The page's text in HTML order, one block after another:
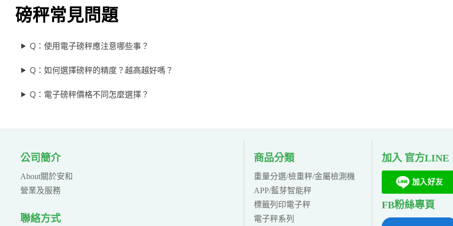
磅秤常見問題
Q：使用電子磅秤應注意哪些事？
Q：如何選擇磅秤的精度？越高越好嗎？
Q：電子磅秤價格不同怎麼選擇？
公司簡介
About關於安和
營業及服務
聯絡方式
商品分類
重量分選/檢重秤/金屬檢測機
APP/藍芽智能秤
標籤列印電子秤
電子秤系列
加入 官方LINE
FB粉絲專頁